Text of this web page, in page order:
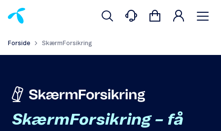
Forside SkærmForsikring
SkærmForsikring – få